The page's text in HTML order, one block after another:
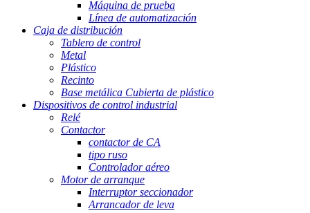
Máquina de prueba
Línea de automatización
Caja de distribución
Tablero de control
Metal
Plástico
Recinto
Base metálica Cubierta de plástico
Dispositivos de control industrial
Relé
Contactor
contactor de CA
tipo ruso
Controlador aéreo
Motor de arranque
Interruptor seccionador
Arrancador de leva